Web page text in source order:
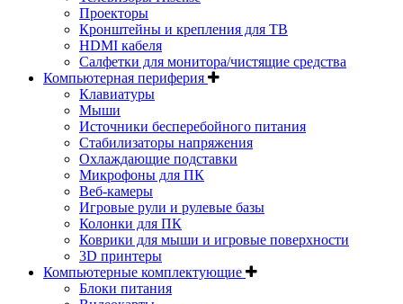
Проекторы
Кронштейны и крепления для ТВ
HDMI кабеля
Салфетки для монитора/чистящие средства
Компьютерная периферия
Клавиатуры
Мыши
Источники бесперебойного питания
Стабилизаторы напряжения
Охлаждающие подставки
Микрофоны для ПК
Веб-камеры
Игровые рули и рулевые базы
Колонки для ПК
Коврики для мыши и игровые поверхности
3D принтеры
Компьютерные комплектующие
Блоки питания